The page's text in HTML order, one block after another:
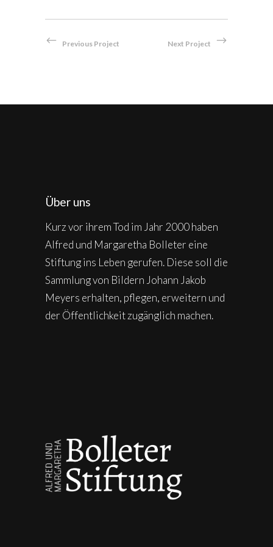
Previous Project Next Project
Über uns
Kurz vor ihrem Tod im Jahr 2000 haben
Alfred und Margaretha Bolleter eine
Stiftung ins Leben gerufen. Diese soll die
Sammlung von Bildern Johann Jakob
Meyers erhalten, pflegen, erweitern und
der Öffentlichkeit zugänglich machen.